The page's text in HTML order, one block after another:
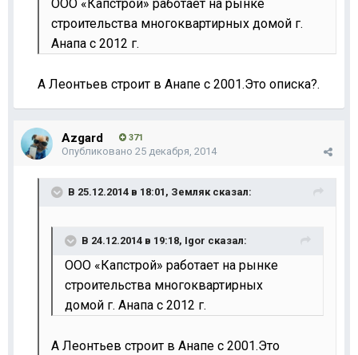
ООО «Капстрой» работает на рынке
строительства многоквартирных домой г.
Анапа с 2012 г.
А Леонтьев строит в Анапе с 2001.Это описка?.
Azgard 371
Опубликовано 25 декабря, 2014
В 25.12.2014 в 18:01, Земляк сказал:
В 24.12.2014 в 19:18, Igor сказал:
ООО «Капстрой» работает на рынке
строительства многоквартирных
домой г. Анапа с 2012 г.
А Леонтьев строит в Анапе с 2001.Это